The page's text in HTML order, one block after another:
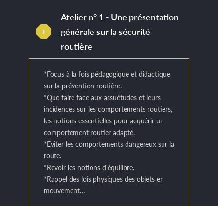
Atelier n° 1 - Une présentation
générale sur la sécurité
routière
*Focus à la fois pédagogique et didactique
sur la prévention routière.
*Que faire face aux assuétudes et leurs
incidences sur les comportements routiers,
les notions essentielles pour acquérir un
comportement routier adapté.
*Eviter les comportements dangereux sur la
route.
*Revoir les notions d'équilibre.
*Rappel des lois physiques des objets en
mouvement…